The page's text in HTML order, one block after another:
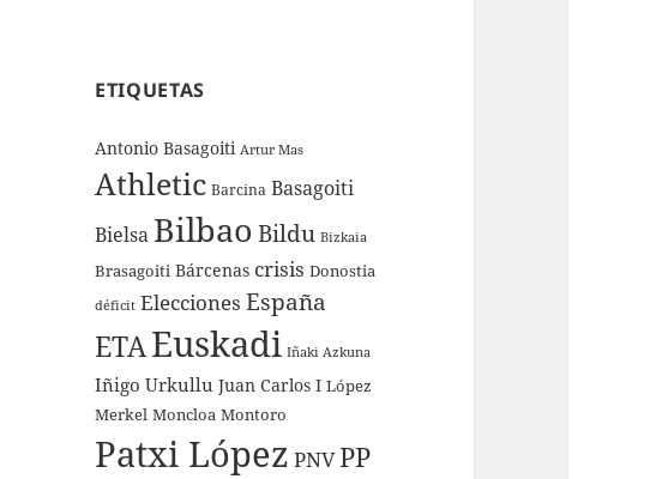
ETIQUETAS
Antonio Basagoiti Artur Mas
Athletic Barcina Basagoiti
Bielsa Bilbao Bildu Bizkaia
Brasagoiti Bárcenas crisis Donostia
déficit Elecciones España
ETAEuskadi Iñaki Azkuna
Iñigo Urkullu Juan Carlos I López
Merkel Moncloa Montoro
Patxi López PNVPP